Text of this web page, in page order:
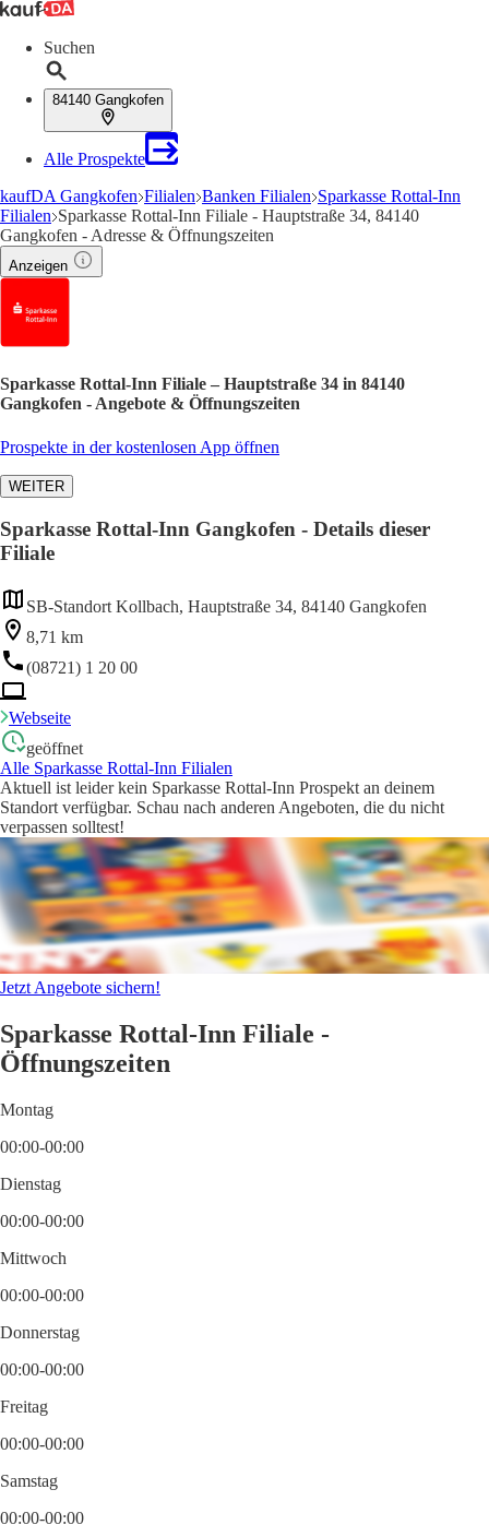
Suchen
84140 Gangkofen
Alle Prospekte
kaufDA Gangkofen Filialen Banken Filialen Sparkasse Rottal-Inn
Filialen Sparkasse Rottal-Inn Filiale - Hauptstraße 34, 84140
Gangkofen - Adresse & Öffnungszeiten
Anzeigen
Sparkasse Rottal-Inn Filiale – Hauptstraße 34 in 84140
Gangkofen - Angebote & Öffnungszeiten
Prospekte in der kostenlosen App öffnen
WEITER
Sparkasse Rottal-Inn Gangkofen - Details dieser
Filiale
SB-Standort Kollbach, Hauptstraße 34, 84140 Gangkofen
8,71 km
(08721) 1 20 00
Webseite
geöffnet
Alle Sparkasse Rottal-Inn Filialen
Aktuell ist leider kein Sparkasse Rottal-Inn Prospekt an deinem
Standort verfügbar. Schau nach anderen Angeboten, die du nicht
verpassen solltest!
Jetzt Angebote sichern!
Sparkasse Rottal-Inn Filiale -
Öffnungszeiten
Montag
00:00-00:00
Dienstag
00:00-00:00
Mittwoch
00:00-00:00
Donnerstag
00:00-00:00
Freitag
00:00-00:00
Samstag
00:00-00:00